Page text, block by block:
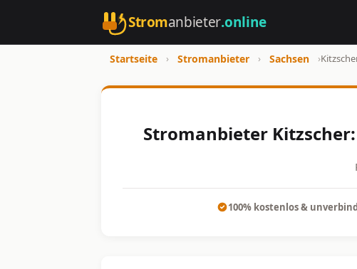
Stromanbieter.online
Startseite › Stromanbieter › Sachsen ›
Stromanbieter
100% kostenlos &